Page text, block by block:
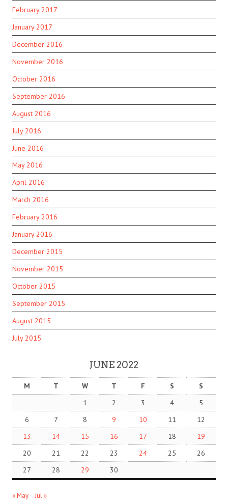
February 2017
January 2017
December 2016
November 2016
October 2016
September 2016
August 2016
July 2016
June 2016
May 2016
April 2016
March 2016
February 2016
January 2016
December 2015
November 2015
October 2015
September 2015
August 2015
July 2015
JUNE 2022
M T W T F S
S
1
2 3 4
5
6
7 8 9 10 11
12
13
14 15 16 17 18
19
20
21 22 23 24 25
26
27
28 29 30
« May Jul »